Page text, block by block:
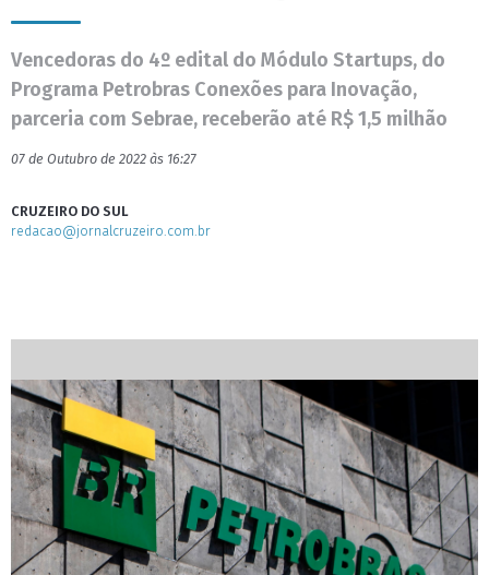
Vencedoras do 4º edital do Módulo Startups, do
Programa Petrobras Conexões para Inovação,
parceria com Sebrae, receberão até R$ 1,5 milhão
07 de Outubro de 2022 às 16:27
CRUZEIRO DO SUL
redacao@jornalcruzeiro.com.br